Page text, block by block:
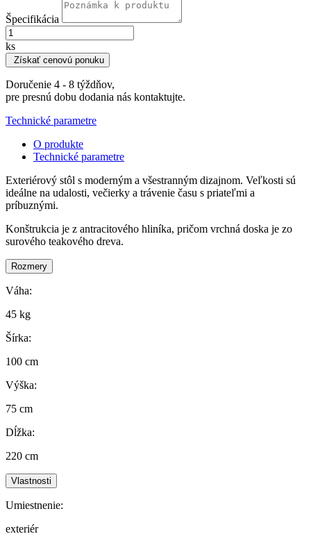
Špecifikácia
ks
Získať cenovú ponuku
Doručenie 4 - 8 týždňov,
pre presnú dobu dodania nás kontaktujte.
Technické parametre
O produkte
Technické parametre
Exteriérový stôl s moderným a všestranným dizajnom. Veľkosti sú
ideálne na udalosti, večierky a trávenie času s priateľmi a
príbuznými.
Konštrukcia je z antracitového hliníka, pričom vrchná doska je zo
surového teakového dreva.
Rozmery
Váha:
45 kg
Šírka:
100 cm
Výška:
75 cm
Dĺžka:
220 cm
Vlastnosti
Umiestnenie:
exteriér